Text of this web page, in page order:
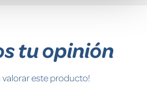
tu opinión
valorar este producto!